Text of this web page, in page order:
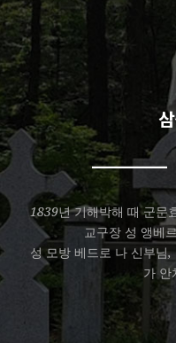
1839년 기해박해 때 군문
교구장 성 앵베
성 모방 베드로 나 신부님
가 안